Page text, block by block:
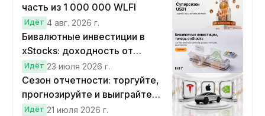
часть из 1 000 000 WLFI
Идёт 4 авг. 2026 г.
Бивалютные инвестиции в
xStocks: доходность от
прогнозов
Идёт 23 июля 2026 г.
Сезон отчетности: торгуйте,
прогнозируйте и выиграйте
Cybertruck!
Идёт 21 июля 2026 г.